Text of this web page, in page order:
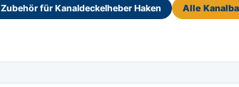
Zubehör für Kanaldeckelheber Haken Alle